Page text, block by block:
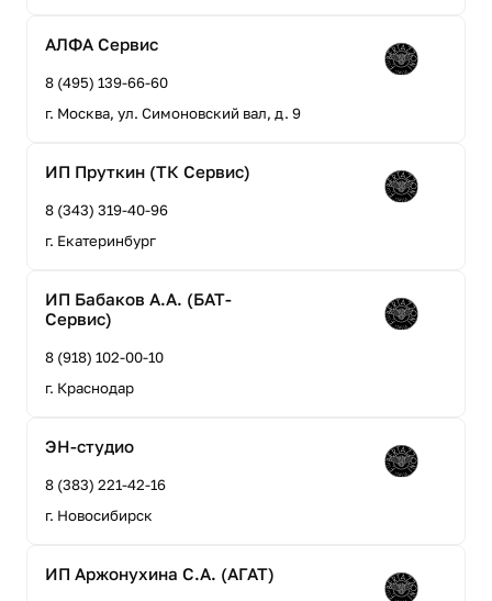
АЛФА Сервис
8 (495) 139-66-60
г. Москва, ул. Симоновский вал, д. 9
ИП Пруткин (ТК Сервис)
8 (343) 319-40-96
г. Екатеринбург
ИП Бабаков А.А. (БАТ-
Сервис)
8 (918) 102-00-10
г. Краснодар
ЭН-студио
8 (383) 221-42-16
г. Новосибирск
ИП Аржонухина С.А. (АГАТ)